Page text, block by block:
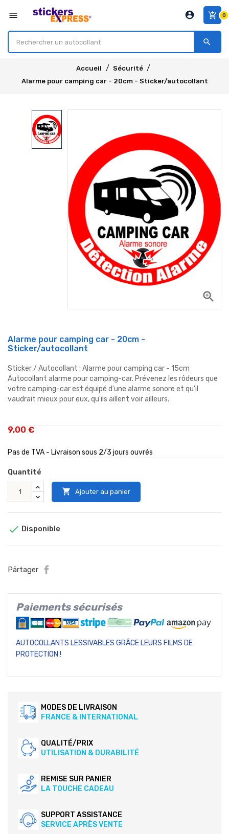
menu add_shopping_cart 0
account_circle
search
Accueil
Sécurité
Alarme pour camping car - 20cm - Sticker/autocollant
zoom_in
Alarme pour camping car - 20cm -
Sticker/autocollant
Sticker / Autocollant : Alarme pour camping car - 15cm
Autocollant alarme pour camping-car. Prévenez les rôdeurs que
votre camping-car est équipé d'une alarme sonore et qu'il
vaudrait mieux pour eux, qu'ils aillent voir ailleurs.
9,00 €
Pas de TVA - Livraison sous 2/3 jours ouvrés
Quantité
 Ajouter au panier
 Disponible
Pärtager
Paiements sécurisés
AUTOCOLLANTS LESSIVABLES GRÂCE LEURS FILMS DE
PROTECTION !
MODES DE LIVRAISON
FRANCE & INTERNATIONAL
QUALITÉ/PRIX
UTILISATION & DURABILITÉ
REMISE SUR PANIER
LA TOUCHE CADEAU
SUPPORT ASSISTANCE
SERVICE APRÈS VENTE